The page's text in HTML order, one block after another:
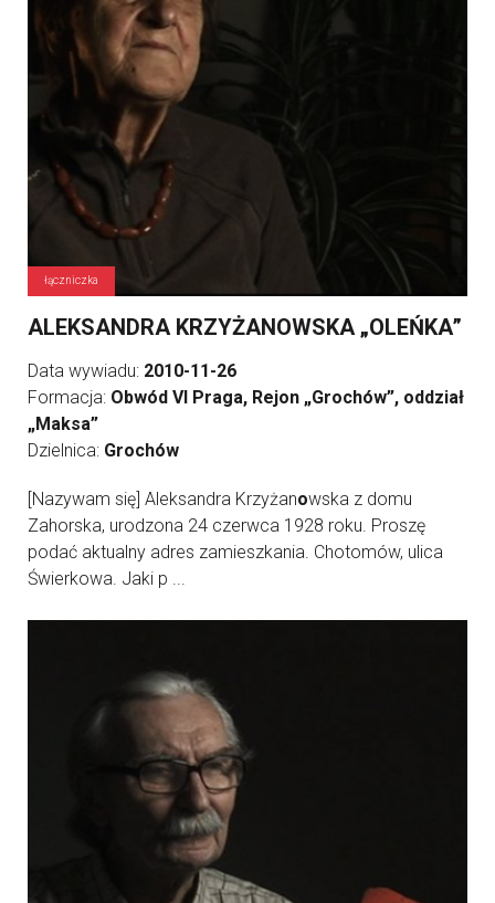
łączniczka
ALEKSANDRA KRZYŻANOWSKA „OLEŃKA”
Data wywiadu: 2010-11-26
Formacja: Obwód VI Praga, Rejon „Grochów”, oddział
„Maksa”
Dzielnica: Grochów
[Nazywam się] Aleksandra Krzyżanowska z domu
Zahorska, urodzona 24 czerwca 1928 roku. Proszę
podać aktualny adres zamieszkania. Chotomów, ulica
Świerkowa. Jaki p ...